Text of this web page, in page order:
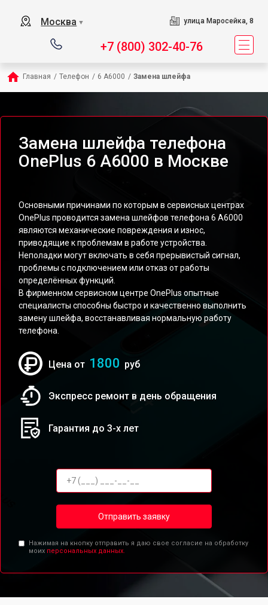
Москва ▼ улица Маросейка, 8
+7 (800) 302-40-76
Главная / Телефон / 6 A6000 / Замена шлейфа
Замена шлейфа телефона
OnePlus 6 A6000 в Москве
Основными причинами по которым в сервисных центрах
OnePlus проводится замена шлейфов телефона 6 A6000
являются механические повреждения и износ,
приводящие к проблемам в работе устройства.
Неполадки могут включать в себя прерывистый сигнал,
проблемы с подключением или отказ от работы
определённых функций.
В фирменном сервисном центре OnePlus опытные
специалисты способны быстро и качественно выполнить
замену шлейфа, восстанавливая нормальную работу
телефона.
Цена от 1800 руб
Экспресс ремонт в день обращения
Гарантия до 3-х лет
Отправить заявку
Нажимая на кнопку отправить я даю свое согласие на обработку
моих персональных данных.